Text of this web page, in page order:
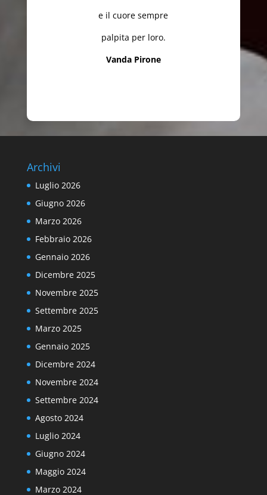
e il cuore sempre
palpita per loro.
Vanda Pirone
Archivi
Luglio 2026
Giugno 2026
Marzo 2026
Febbraio 2026
Gennaio 2026
Dicembre 2025
Novembre 2025
Settembre 2025
Marzo 2025
Gennaio 2025
Dicembre 2024
Novembre 2024
Settembre 2024
Agosto 2024
Luglio 2024
Giugno 2024
Maggio 2024
Marzo 2024